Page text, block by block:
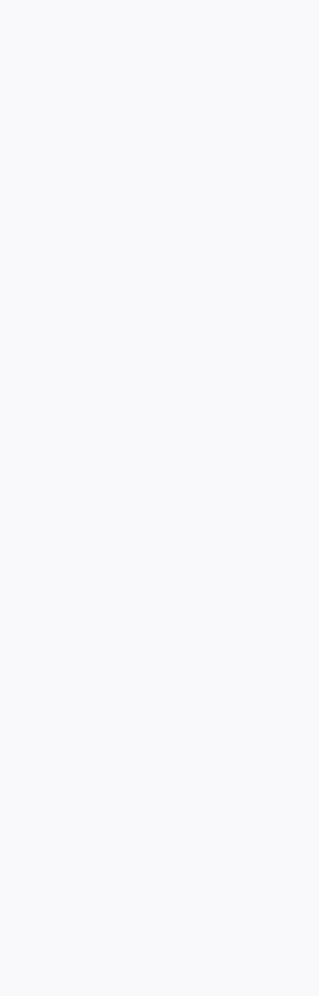
ン対象条件
付与とそのタイミング
象者
ことがない方*
始前に既にリアルカードを
アルカードを再発行される
です。
間
4月14日（月）18:00:00まで
象条件
下1.および2.両方を満たすこ